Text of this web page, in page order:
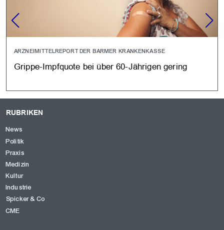
ARZNEIMITTELREPORT DER BARMER KRANKENKASSE
Grippe-Impfquote bei über 60-Jährigen gering
RUBRIKEN
News
Politik
Praxis
Medizin
Kultur
Industrie
Spicker & Co
CME